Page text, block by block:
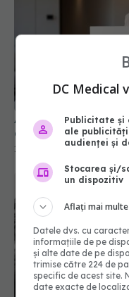
Adevărul pe care
despre menopauză
18 apr 2026, 08:42
DC Medical
Publicitate și
ale
audienței și
Stocarea și/
un dispozitiv
Aflați mai multe
Datele dvs. cu
informațiile de pe
și alte date de pe
trimise către 224 de
specific de acest site.
date exacte de